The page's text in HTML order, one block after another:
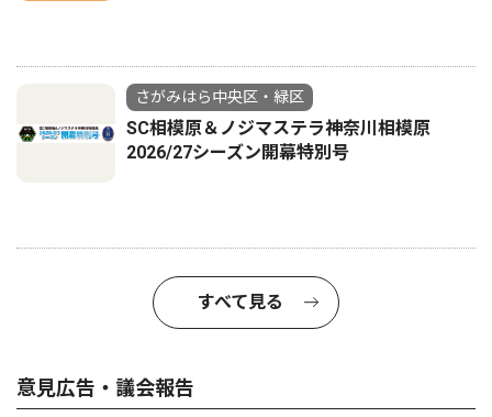
さがみはら中央区・緑区
SC相模原＆ノジマステラ神奈川相模原
2026/27シーズン開幕特別号
すべて見る
意見広告・議会報告